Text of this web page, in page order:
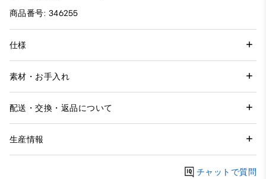
商品番号: 346255
仕様
素材・お手入れ
配送・交換・返品について
生産情報
チャットで質問